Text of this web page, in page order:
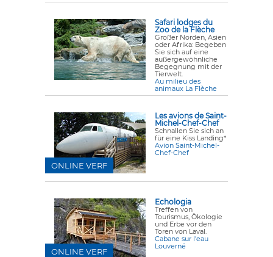
Safari lodges du
Zoo de la Flèche
Großer Norden, Asien
oder Afrika: Begeben
Sie sich auf eine
außergewöhnliche
Begegnung mit der
Tierwelt.
Au milieu des
animaux La Flèche
Les avions de Saint-
Michel-Chef-Chef
Schnallen Sie sich an
für eine Kiss Landing*
Avion Saint-Michel-
Chef-Chef
ONLINE VERF
Echologia
Treffen von
Tourismus, Ökologie
und Erbe vor den
Toren von Laval.
Cabane sur l'eau
Louverné
ONLINE VERF